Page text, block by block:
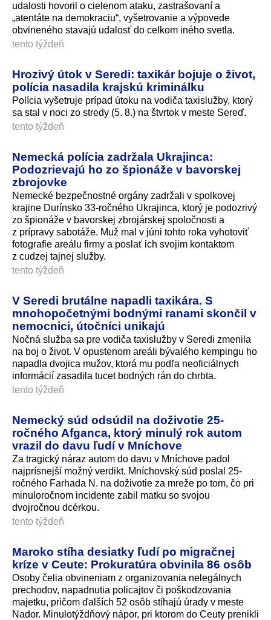
udalosti hovoril o cielenom ataku, zastrašovaní a
„atentáte na demokraciu“, vyšetrovanie a výpovede
obvineného stavajú udalosť do celkom iného svetla.
tento týždeň
Hrozivý útok v Seredi: taxikár bojuje o život,
polícia nasadila krajskú kriminálku
Polícia vyšetruje prípad útoku na vodiča taxislužby, ktorý
sa stal v noci zo stredy (5. 8.) na štvrtok v meste Sereď.
tento týždeň
Nemecká polícia zadržala Ukrajinca:
Podozrievajú ho zo špionáže v bavorskej
zbrojovke
Nemecké bezpečnostné orgány zadržali v spolkovej
krajine Durínsko 33-ročného Ukrajinca, ktorý je podozrivý
zo špionáže v bavorskej zbrojárskej spoločnosti a
z prípravy sabotáže. Muž mal v júni tohto roka vyhotoviť
fotografie areálu firmy a poslať ich svojim kontaktom
z cudzej tajnej služby.
tento týždeň
V Seredi brutálne napadli taxikára. S
mnohopočetnými bodnými ranami skončil v
nemocnici, útočníci unikajú
Nočná služba sa pre vodiča taxislužby v Seredi zmenila
na boj o život. V opustenom areáli bývalého kempingu ho
napadla dvojica mužov, ktorá mu podľa neoficiálnych
informácií zasadila tucet bodných rán do chrbta.
tento týždeň
Nemecký súd odsúdil na doživotie 25-
ročného Afganca, ktorý minulý rok autom
vrazil do davu ľudí v Mníchove
Za tragický náraz autom do davu v Mníchove padol
najprísnejší možný verdikt. Mníchovský súd poslal 25-
ročného Farhada N. na doživotie za mreže po tom, čo pri
minuloročnom incidente zabil matku so svojou
dvojročnou dcérkou.
tento týždeň
Maroko stíha desiatky ľudí po migračnej
kríze v Ceute: Prokuratúra obvinila 86 osôb
Osoby čelia obvineniam z organizovania nelegálnych
prechodov, napadnutia policajtov či poškodzovania
majetku, pričom ďalších 52 osôb stíhajú úrady v meste
Nador. Minulotýždňový nápor, pri ktorom do Ceuty prenikli